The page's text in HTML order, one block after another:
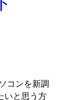
コンを新調
いと思う方